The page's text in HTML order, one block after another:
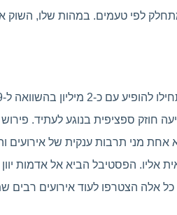
לפי טעמים. במהות שלו, השוק
וסלוניקי הביעה חוזק ספציפית בנוגע
מני תרבות ענקית של אירועים
אלה הצטרפו לעוד אירועים רבים